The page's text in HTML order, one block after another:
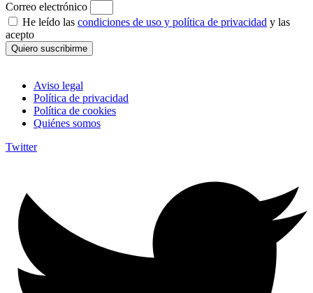
Correo electrónico
He leído las condiciones de uso y política de privacidad y las
acepto
Quiero suscribirme
Aviso legal
Política de privacidad
Política de cookies
Quiénes somos
Twitter